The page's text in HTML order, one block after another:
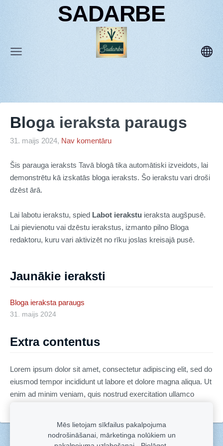
SADARBE
Jaunākie ieraksti
Bloga ieraksta paraugs
31. maijs 2024
Extra contentus
Lorem ipsum dolor sit amet, consectetur adipiscing elit, sed do
eiusmod tempor incididunt ut labore et dolore magna aliqua. Ut
enim ad minim veniam, quis nostrud exercitation ullamco
Bloga ieraksta paraugs
31. maijs 2024, Nav komentāru
Šis parauga ieraksts Tavā blogā tika automātiski izveidots, lai
demonstrētu kā izskatās bloga ieraksts. Šo ierakstu vari droši
dzēst ārā.
Lai labotu ierakstu, spied Labot ierakstu ieraksta augšpusē.
Lai pievienotu vai dzēstu ierakstus, izmanto pilno Bloga
redaktoru, kuru vari aktivizēt no rīku joslas kreisajā pusē.
Sīkdatnes
Mēs lietojam sīkfailus pakalpojuma
nodrošināšanai, mārketinga nolūkiem un